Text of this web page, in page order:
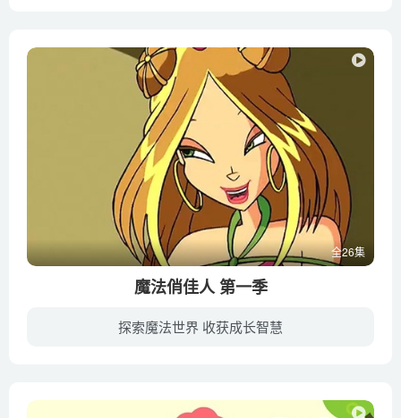
全26集
魔法俏佳人 第一季
探索魔法世界 收获成长智慧